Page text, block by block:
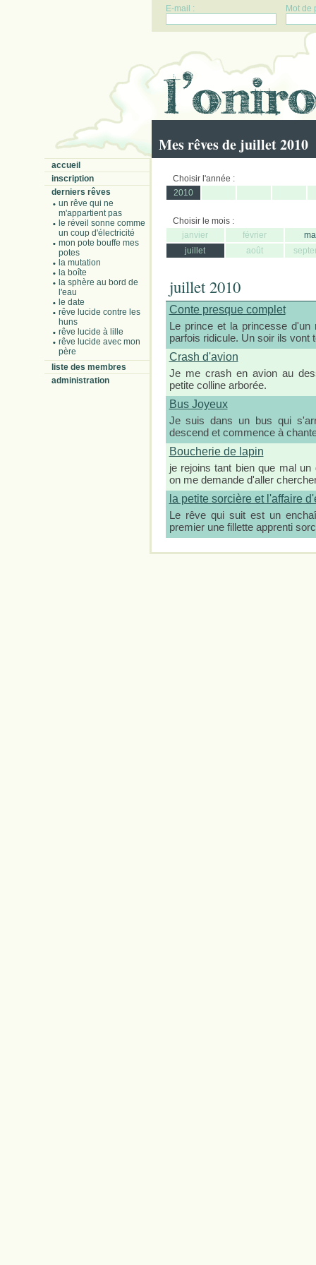
E-mail : Mot de
Mes rêves de juillet 2010
accueil
inscription
derniers rêves
un rêve qui ne
m'appartient pas
le réveil sonne comme
un coup d'électricité
mon pote bouffe mes
potes
la mutation
la boîte
la sphère au bord de
l'eau
le date
rêve lucide contre les
huns
rêve lucide à lille
rêve lucide avec mon
père
liste des membres
administration
Choisir l'année :
2010
Choisir le mois :
janvier
février
juillet
août
juillet 2010
Conte presque complet
Le prince et la princesse d'un
parfois ridicule. Un soir ils
Crash d'avion
Je me crash en avion au
petite colline arborée.
Bus Joyeux
Je suis dans un bus qui
descend et commence à
Boucherie de lapin
je rejoins tant bien que mal
on me demande d'aller
la petite sorcière et l'affaire
Le rêve qui suit est un
premier une fillette apprenti